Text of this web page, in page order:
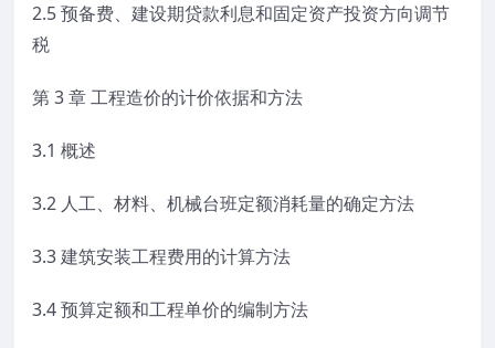
2.5 预备费、建设期贷款利息和固定资产投资方向调节
税
第 3 章 工程造价的计价依据和方法
3.1 概述
3.2 人工、材料、机械台班定额消耗量的确定方法
3.3 建筑安装工程费用的计算方法
3.4 预算定额和工程单价的编制方法